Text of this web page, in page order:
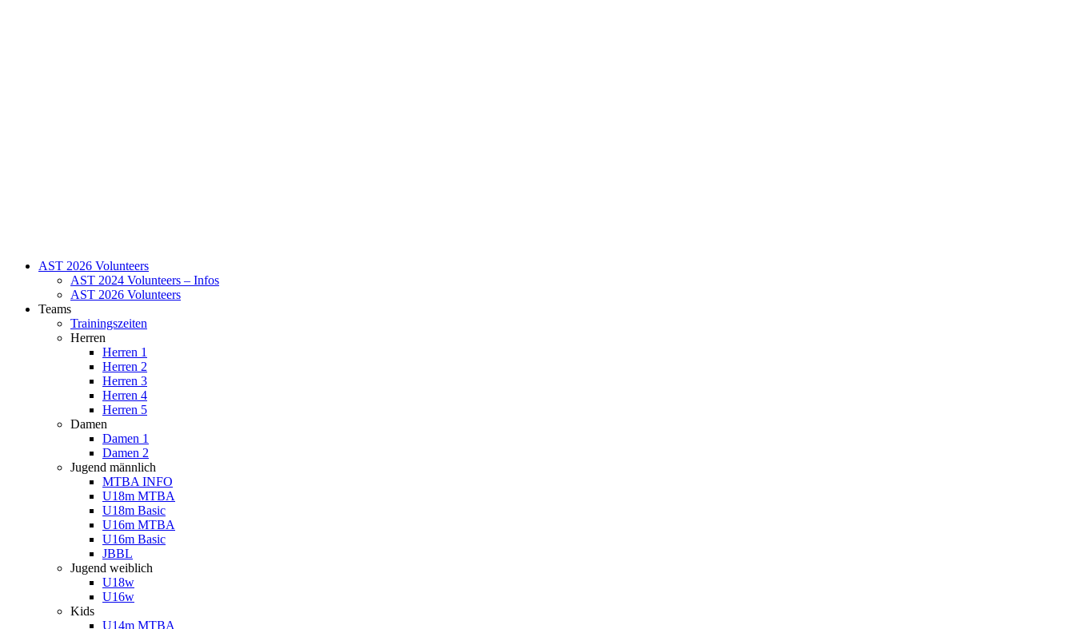
AST 2026 Volunteers
AST 2024 Volunteers – Infos
AST 2026 Volunteers
Teams
Trainingszeiten
Herren
Herren 1
Herren 2
Herren 3
Herren 4
Herren 5
Damen
Damen 1
Damen 2
Jugend männlich
MTBA INFO
U18m MTBA
U18m Basic
U16m MTBA
U16m Basic
JBBL
Jugend weiblich
U18w
U16w
Kids
U14m MTBA